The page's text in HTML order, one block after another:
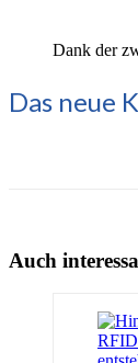
Dank der
Das neue
Auch